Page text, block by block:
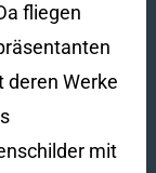
fliegen
Werke
mit